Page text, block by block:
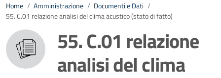
Home / Amministrazione / Documenti e Dati /
55. C.01 relazione analisi del clima acustico (stato di fatto)
55. C.01 relazione
analisi del clima